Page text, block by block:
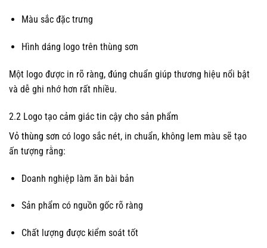
Màu sắc đặc trưng
Hình dáng logo trên thùng sơn
Một logo được in rõ ràng, đúng chuẩn giúp thương hiệu nổi bật
và dễ ghi nhớ hơn rất nhiều.
2.2 Logo tạo cảm giác tin cậy cho sản phẩm
Vỏ thùng sơn có logo sắc nét, in chuẩn, không lem màu sẽ tạo
ấn tượng rằng:
Doanh nghiệp làm ăn bài bản
Sản phẩm có nguồn gốc rõ ràng
Chất lượng được kiểm soát tốt